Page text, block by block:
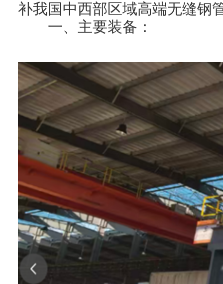
补我国中西部区域高端无缝钢
一、主要装备：